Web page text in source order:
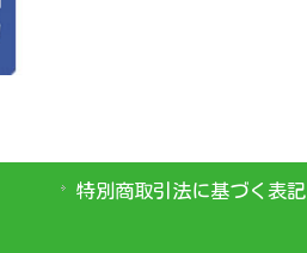
特別商取引法に基づく表記